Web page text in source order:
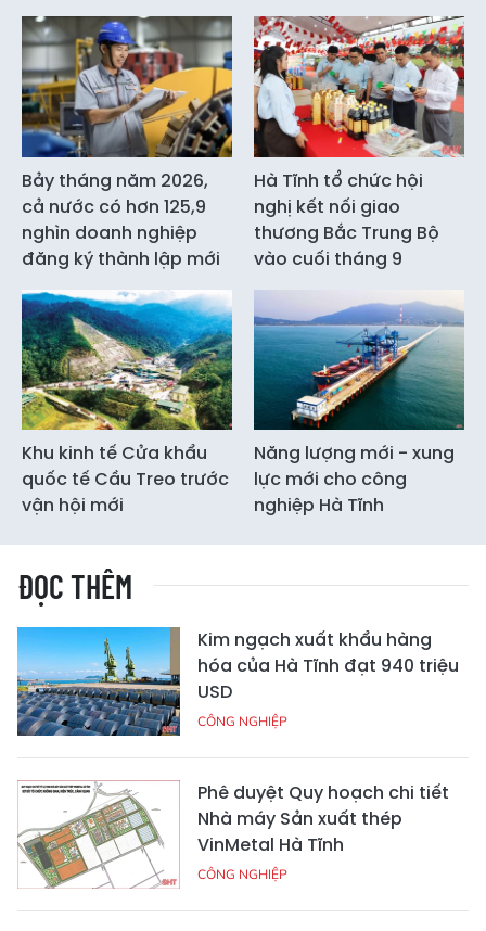
Bảy tháng năm 2026,
cả nước có hơn 125,9
nghìn doanh nghiệp
đăng ký thành lập mới
Hà Tĩnh tổ chức hội
nghị kết nối giao
thương Bắc Trung Bộ
vào cuối tháng 9
Khu kinh tế Cửa khẩu
quốc tế Cầu Treo trước
vận hội mới
Năng lượng mới - xung
lực mới cho công
nghiệp Hà Tĩnh
ĐỌC THÊM
Kim ngạch xuất khẩu hàng
hóa của Hà Tĩnh đạt 940 triệu
USD
CÔNG NGHIỆP
Phê duyệt Quy hoạch chi tiết
Nhà máy Sản xuất thép
VinMetal Hà Tĩnh
CÔNG NGHIỆP